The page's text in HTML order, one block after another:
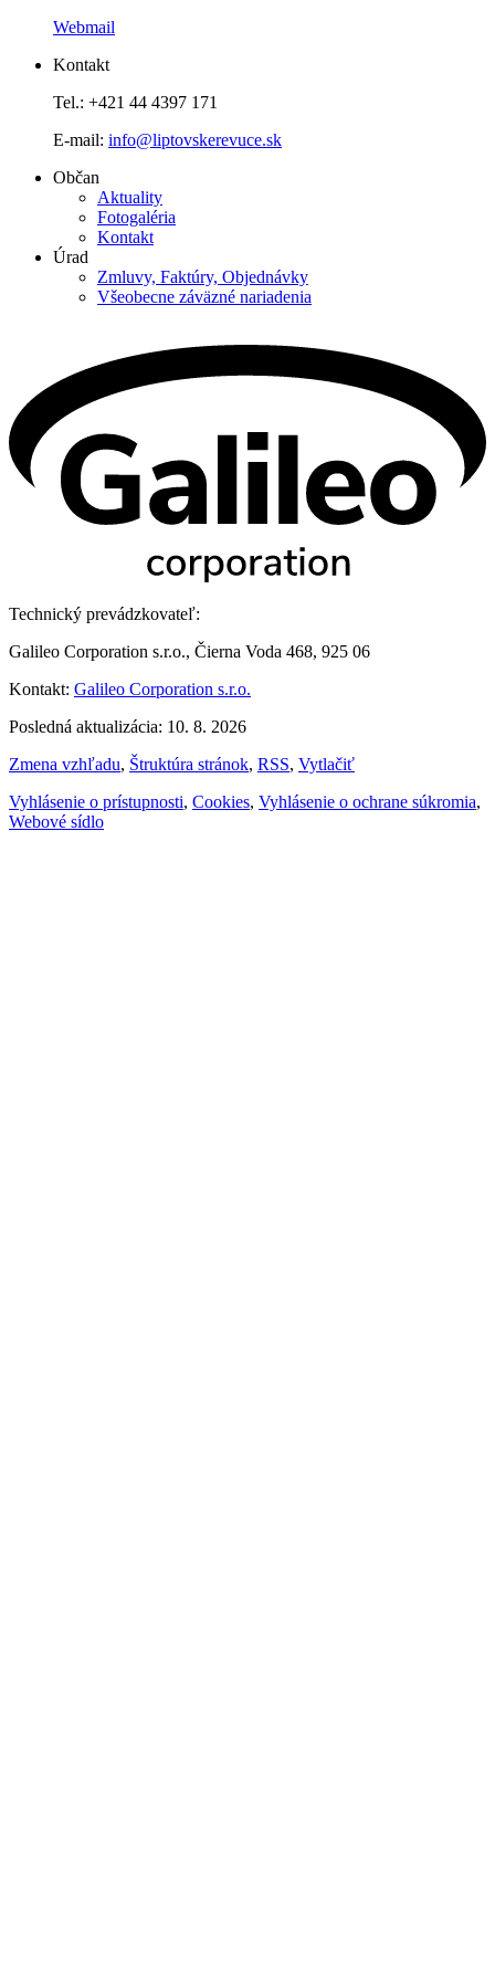
Webmail
Kontakt
Tel.: +421 44 4397 171
E-mail: info@liptovskerevuce.sk
Občan
Aktuality
Fotogaléria
Kontakt
Úrad
Zmluvy, Faktúry, Objednávky
Všeobecne záväzné nariadenia
Technický prevádzkovateľ:
Galileo Corporation s.r.o., Čierna Voda 468, 925 06
Kontakt: Galileo Corporation s.r.o.
Posledná aktualizácia: 10. 8. 2026
Zmena vzhľadu, Štruktúra stránok, RSS, Vytlačiť
Vyhlásenie o prístupnosti, Cookies, Vyhlásenie o ochrane súkromia,
Webové sídlo